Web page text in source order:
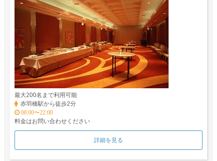
最大200名まで利用可能
赤羽橋駅から徒歩2分
08:00〜22:00
料金はお問い合わせください
詳細を見る